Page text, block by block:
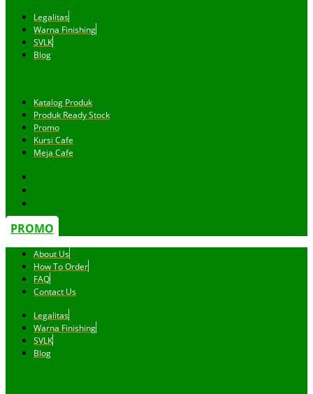
Legalitas
Warna Finishing
SVLK
Blog
Katalog Produk
Produk Ready Stock
Promo
Kursi Cafe
Meja Cafe
PROMO
About Us
How To Order
FAQ
Contact Us
Legalitas
Warna Finishing
SVLK
Blog